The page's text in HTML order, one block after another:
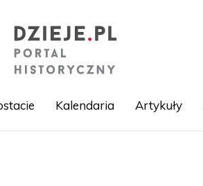
Kalendaria Artykuły